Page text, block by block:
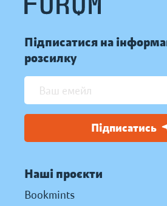
Підписатися на
розсилку
Підписатись
Наші проєкти
Bookmints